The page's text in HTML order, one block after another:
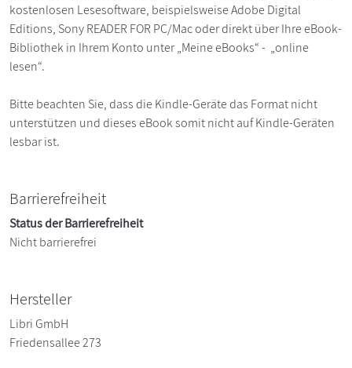
kostenlosen Lesesoftware, beispielsweise Adobe Digital
Editions, Sony READER FOR PC/Mac oder direkt über Ihre eBook-
Bibliothek in Ihrem Konto unter „Meine eBooks“ - „online
lesen“.
Bitte beachten Sie, dass die Kindle-Geräte das Format nicht
unterstützen und dieses eBook somit nicht auf Kindle-Geräten
lesbar ist.
Barrierefreiheit
Status der Barrierefreiheit
Nicht barrierefrei
Hersteller
Libri GmbH
Friedensallee 273